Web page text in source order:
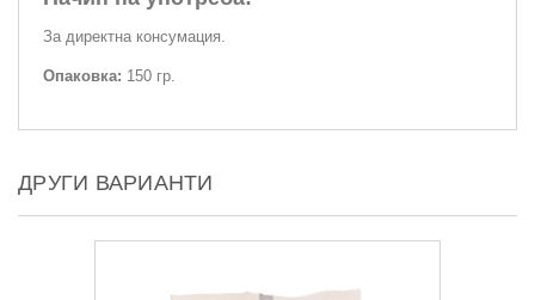
За директна консумация.
Опаковка: 150 гр.
ДРУГИ ВАРИАНТИ